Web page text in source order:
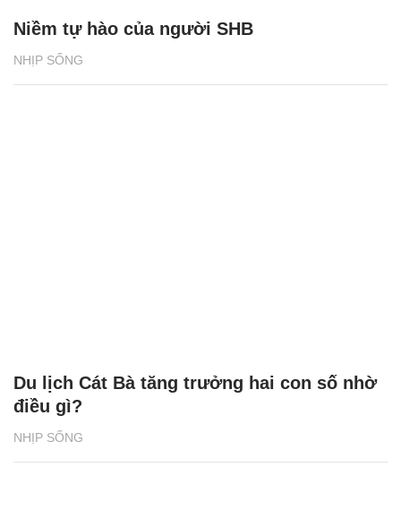
NHỊP SỐNG
Niềm tự hào của người SHB
NHỊP SỐNG
Du lịch Cát Bà tăng trưởng hai con số nhờ
điều gì?